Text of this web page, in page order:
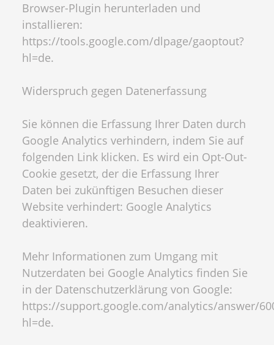
Browser-Plugin herunterladen und
installieren:
https://tools.google.com/dlpage/gaoptout?
hl=de.
Widerspruch gegen Datenerfassung
Sie können die Erfassung Ihrer Daten durch
Google Analytics verhindern, indem Sie auf
folgenden Link klicken. Es wird ein Opt-Out-
Cookie gesetzt, der die Erfassung Ihrer
Daten bei zukünftigen Besuchen dieser
Website verhindert: Google Analytics
deaktivieren.
Mehr Informationen zum Umgang mit
Nutzerdaten bei Google Analytics finden Sie
in der Datenschutzerklärung von Google:
https://support.google.com/analytics/answer/
hl=de.